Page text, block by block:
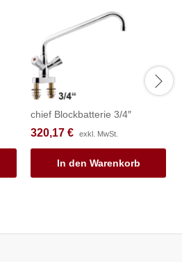
chief Blockbatterie 3/4″
320,17 € exkl. MwSt.
In den Warenkorb